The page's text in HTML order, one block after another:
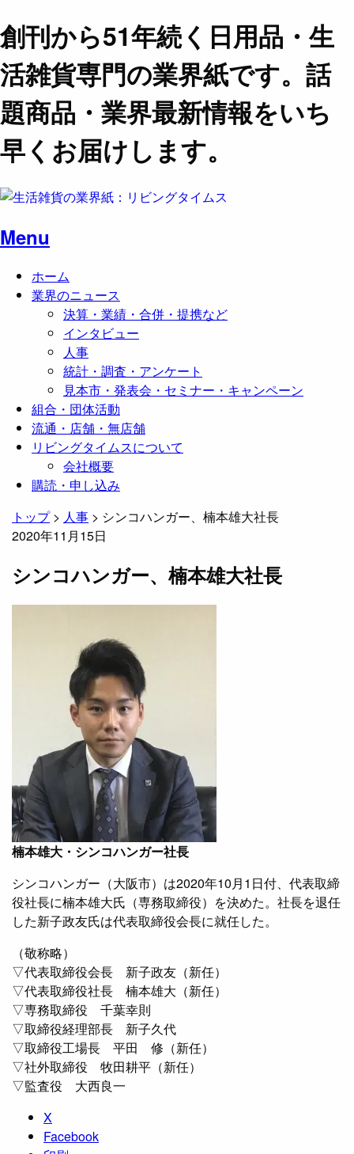
創刊から51年続く日用品・生
活雑貨専門の業界紙です。話
題商品・業界最新情報をいち
早くお届けします。
Menu
ホーム
業界のニュース
決算・業績・合併・提携など
インタビュー
人事
統計・調査・アンケート
見本市・発表会・セミナー・キャンペーン
組合・団体活動
流通・店舗・無店舗
リビングタイムスについて
会社概要
購読・申し込み
トップ> 人事 > シンコハンガー、楠本雄大社長
2020年11月15日
シンコハンガー、楠本雄大社長
楠本雄大・シンコハンガー社長
シンコハンガー（大阪市）は2020年10月1日付、代表取締
役社長に楠本雄大氏（専務取締役）を決めた。社長を退任
した新子政友氏は代表取締役会長に就任した。
（敬称略）
▽代表取締役会長 新子政友（新任）
▽代表取締役社長 楠本雄大（新任）
▽専務取締役 千葉幸則
▽取締役経理部長 新子久代
▽取締役工場長 平田 修（新任）
▽社外取締役 牧田耕平（新任）
▽監査役 大西良一
X
Facebook